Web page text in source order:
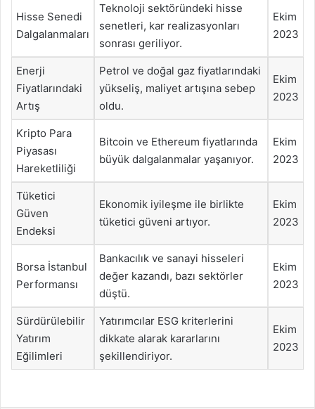
Hisse Senedi
Dalgalanmaları
Teknoloji sektöründeki hisse
senetleri, kar realizasyonları
sonrası geriliyor.
Ekim
2023
Enerji
Fiyatlarındaki
Artış
Petrol ve doğal gaz fiyatlarındaki
yükseliş, maliyet artışına sebep
oldu.
Ekim
2023
Kripto Para
Piyasası
Hareketliliği
Bitcoin ve Ethereum fiyatlarında
büyük dalgalanmalar yaşanıyor.
Ekim
2023
Tüketici
Güven
Endeksi
Ekonomik iyileşme ile birlikte
tüketici güveni artıyor.
Ekim
2023
Borsa İstanbul
Performansı
Bankacılık ve sanayi hisseleri
değer kazandı, bazı sektörler
düştü.
Ekim
2023
Sürdürülebilir
Yatırım
Eğilimleri
Yatırımcılar ESG kriterlerini
dikkate alarak kararlarını
şekillendiriyor.
Ekim
2023